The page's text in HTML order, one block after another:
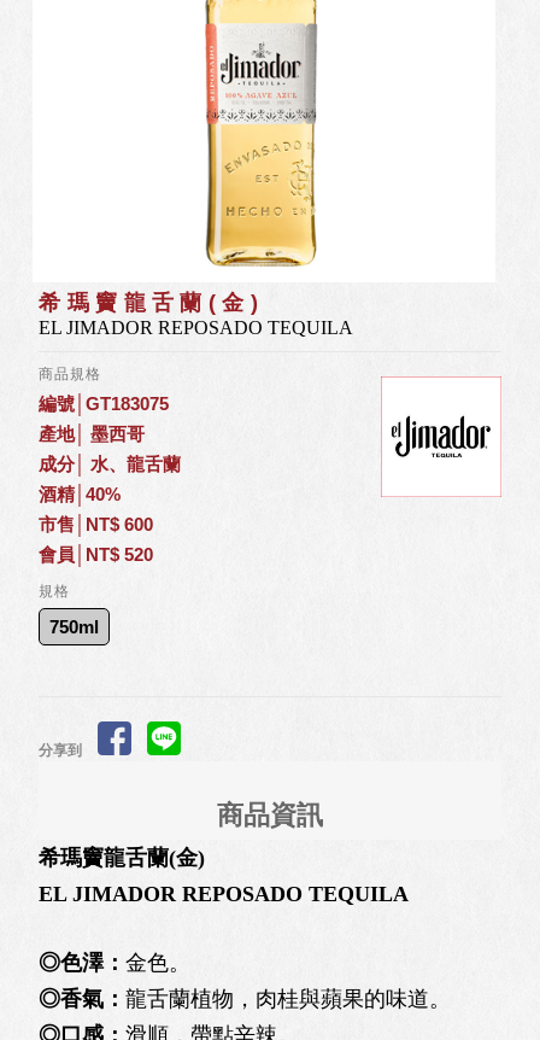
希瑪竇龍舌蘭(金)
EL JIMADOR REPOSADO TEQUILA
商品規格
編號│GT183075
產地│ 墨西哥
成分│ 水、龍舌蘭
酒精│40%
市售│NT$ 600
會員│NT$ 520
規格
750ml
分享到
商品資訊
希瑪竇龍舌蘭(金)
EL JIMADOR REPOSADO TEQUILA
◎色澤：金色。
◎香氣：龍舌蘭植物，肉桂與蘋果的味道。
◎口感：滑順，帶點辛辣。